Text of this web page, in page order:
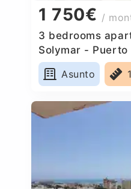
1 750€ /
3 bedrooms
Solymar - Puerto
Asunto